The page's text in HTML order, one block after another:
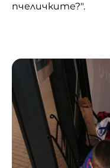
пчеличките?".